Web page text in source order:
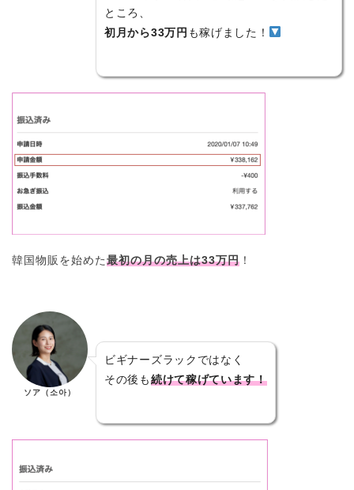
ところ、
初月から33万円 も稼げました！
韓国物販を始めた最初の月の売上は33万円 ！
ソア（소아）
ビギナーズラックではなく
その後も続けて稼げています！